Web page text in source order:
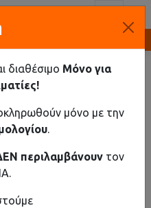
EX9F 1P 32A WI
100Α Ex9F 1P 32A
διαθέσιμο Μόνο για
μόνο με την
.
περιλαμβάνουντον